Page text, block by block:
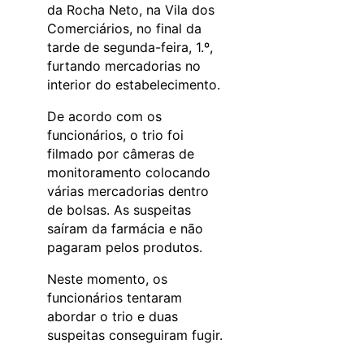
da Rocha Neto, na Vila dos
Comerciários, no final da
tarde de segunda-feira, 1.º,
furtando mercadorias no
interior do estabelecimento.
De acordo com os
funcionários, o trio foi
filmado por câmeras de
monitoramento colocando
várias mercadorias dentro
de bolsas. As suspeitas
saíram da farmácia e não
pagaram pelos produtos.
Neste momento, os
funcionários tentaram
abordar o trio e duas
suspeitas conseguiram fugir.